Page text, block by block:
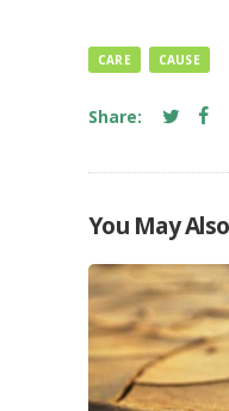
CARE CAUSE
Share:
You May